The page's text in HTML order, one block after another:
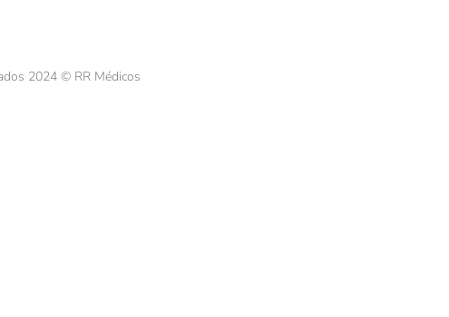
2024 © RR Médicos